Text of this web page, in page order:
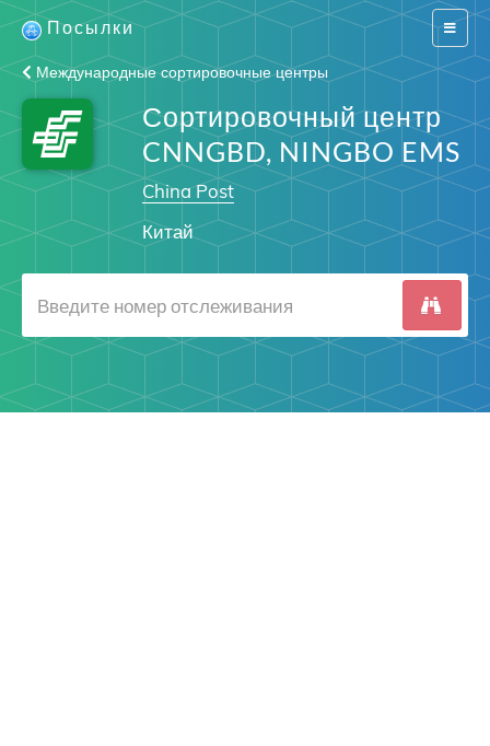
Switch
Посылки
Международные сортировочные центры
Сортировочный центр
CNNGBD, NINGBO EMS
China Post
Китай